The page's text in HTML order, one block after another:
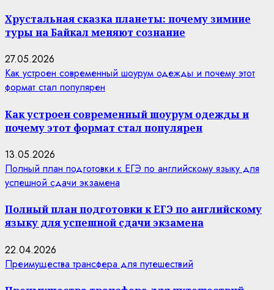
Хрустальная сказка планеты: почему зимние
туры на Байкал меняют сознание
27.05.2026
Как устроен современный шоурум одежды и почему этот
формат стал популярен
Как устроен современный шоурум одежды и
почему этот формат стал популярен
13.05.2026
Полный план подготовки к ЕГЭ по английскому языку для
успешной сдачи экзамена
Полный план подготовки к ЕГЭ по английскому
языку для успешной сдачи экзамена
22.04.2026
Преимущества трансфера для путешествий